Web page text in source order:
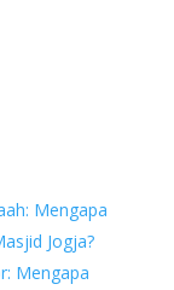
Mengapa
Jogja?
Mengapa